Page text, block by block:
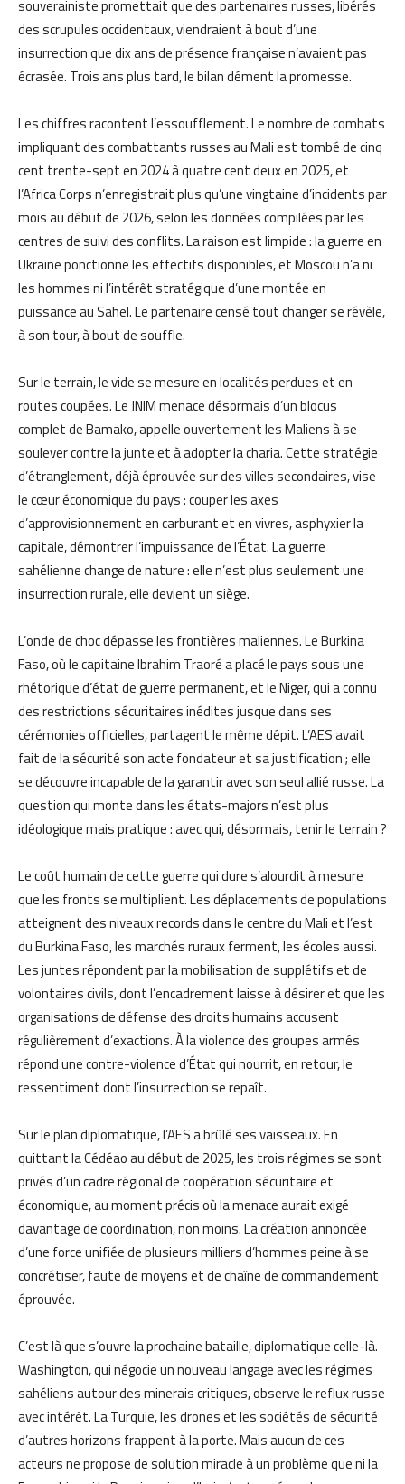
souverainiste promettait que des partenaires russes, libérés
des scrupules occidentaux, viendraient à bout d’une
insurrection que dix ans de présence française n’avaient pas
écrasée. Trois ans plus tard, le bilan dément la promesse.
Les chiffres racontent l’essoufflement. Le nombre de combats
impliquant des combattants russes au Mali est tombé de cinq
cent trente-sept en 2024 à quatre cent deux en 2025, et
l’Africa Corps n’enregistrait plus qu’une vingtaine d’incidents par
mois au début de 2026, selon les données compilées par les
centres de suivi des conflits. La raison est limpide : la guerre en
Ukraine ponctionne les effectifs disponibles, et Moscou n’a ni
les hommes ni l’intérêt stratégique d’une montée en
puissance au Sahel. Le partenaire censé tout changer se révèle,
à son tour, à bout de souffle.
Sur le terrain, le vide se mesure en localités perdues et en
routes coupées. Le JNIM menace désormais d’un blocus
complet de Bamako, appelle ouvertement les Maliens à se
soulever contre la junte et à adopter la charia. Cette stratégie
d’étranglement, déjà éprouvée sur des villes secondaires, vise
le cœur économique du pays : couper les axes
d’approvisionnement en carburant et en vivres, asphyxier la
capitale, démontrer l’impuissance de l’État. La guerre
sahélienne change de nature : elle n’est plus seulement une
insurrection rurale, elle devient un siège.
L’onde de choc dépasse les frontières maliennes. Le Burkina
Faso, où le capitaine Ibrahim Traoré a placé le pays sous une
rhétorique d’état de guerre permanent, et le Niger, qui a connu
des restrictions sécuritaires inédites jusque dans ses
cérémonies officielles, partagent le même dépit. L’AES avait
fait de la sécurité son acte fondateur et sa justification ; elle
se découvre incapable de la garantir avec son seul allié russe. La
question qui monte dans les états-majors n’est plus
idéologique mais pratique : avec qui, désormais, tenir le terrain ?
Le coût humain de cette guerre qui dure s’alourdit à mesure
que les fronts se multiplient. Les déplacements de populations
atteignent des niveaux records dans le centre du Mali et l’est
du Burkina Faso, les marchés ruraux ferment, les écoles aussi.
Les juntes répondent par la mobilisation de supplétifs et de
volontaires civils, dont l’encadrement laisse à désirer et que les
organisations de défense des droits humains accusent
régulièrement d’exactions. À la violence des groupes armés
répond une contre-violence d’État qui nourrit, en retour, le
ressentiment dont l’insurrection se repaît.
Sur le plan diplomatique, l’AES a brûlé ses vaisseaux. En
quittant la Cédéao au début de 2025, les trois régimes se sont
privés d’un cadre régional de coopération sécuritaire et
économique, au moment précis où la menace aurait exigé
davantage de coordination, non moins. La création annoncée
d’une force unifiée de plusieurs milliers d’hommes peine à se
concrétiser, faute de moyens et de chaîne de commandement
éprouvée.
C’est là que s’ouvre la prochaine bataille, diplomatique celle-là.
Washington, qui négocie un nouveau langage avec les régimes
sahéliens autour des minerais critiques, observe le reflux russe
avec intérêt. La Turquie, les drones et les sociétés de sécurité
d’autres horizons frappent à la porte. Mais aucun de ces
acteurs ne propose de solution miracle à un problème que ni la